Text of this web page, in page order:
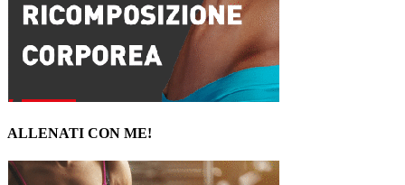
ALLENATI CON ME!